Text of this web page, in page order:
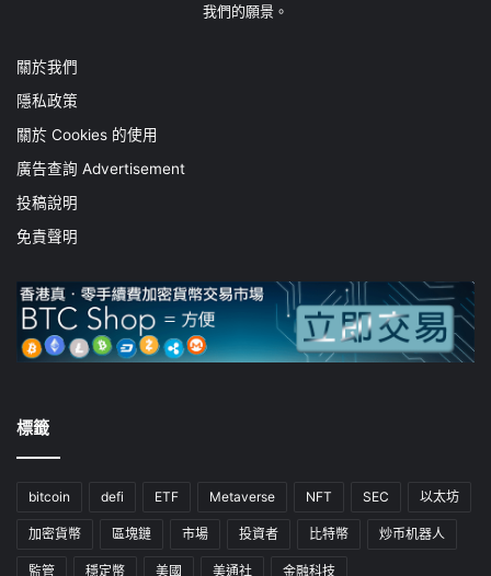
我們的願景。
關於我們
隱私政策
關於 Cookies 的使用
廣告查詢 Advertisement
投稿說明
免責聲明
標籤
bitcoin defi ETF Metaverse NFT SEC 以太坊
加密貨幣 區塊鏈 市場 投資者 比特幣 炒币机器人
監管 穩定幣 美國 美通社 金融科技